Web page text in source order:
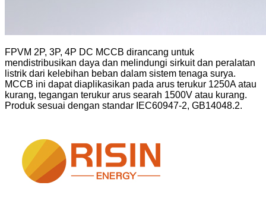
FPVM 2P, 3P, 4P DC MCCB dirancang untuk
mendistribusikan daya dan melindungi sirkuit dan peralatan
listrik dari kelebihan beban dalam sistem tenaga surya.
MCCB ini dapat diaplikasikan pada arus terukur 1250A atau
kurang, tegangan terukur arus searah 1500V atau kurang.
Produk sesuai dengan standar IEC60947-2, GB14048.2.